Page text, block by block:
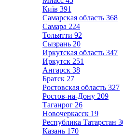
Київ 391
Самарская область 368
Самара 224
Тольятти 92
Сызрань 20
Иркутская область 347
Иркутск 251
Ангарск 38
Братск 27
Ростовская область 327
Ростов-на-Дону 209
Таганрог 26
Новочеркасск 19
Республика Татарстан
Казань 170